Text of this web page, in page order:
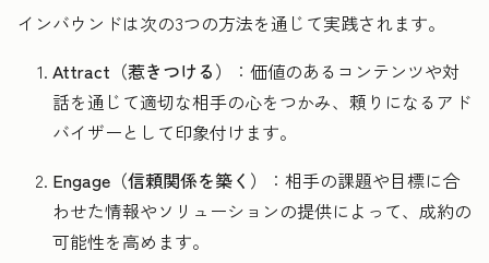
インバウンドは次の3つの方法を通じて実践されます。
Attract（惹きつける）
：価値のあるコンテンツや対
話を通じて適切な相手の心をつかみ、頼りになるアド
バイザーとして印象付けます。
Engage（信頼関係を築く）
：相手の課題や目標に合
わせた情報やソリューションの提供によって、成約の
可能性を高めます。